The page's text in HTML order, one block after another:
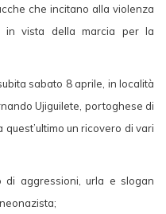
che incitano alla violenza
in vista della marcia per la
sabato 8 aprile, in località
Ujiguilete, portoghese di
un ricovero di vari
di aggressioni, urla e slogan